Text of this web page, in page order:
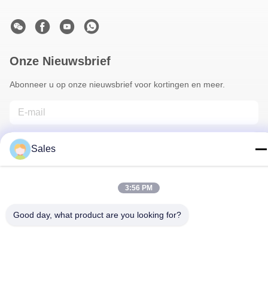
Onze Nieuwsbrief
Abonneer u op onze nieuwsbrief voor kortingen en meer.
Neem Contact Met Ons Op
Sales
3:56 PM
Good day, what product are you looking for?